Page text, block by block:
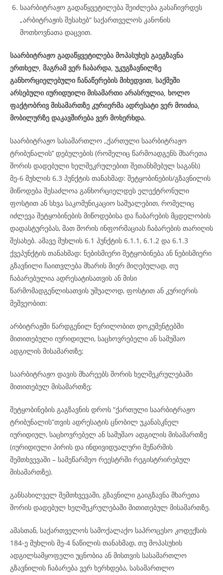
საარბიტრაჟო გადაწყვეტილება შეიძლება გასაჩივრდეს
„არბიტრაჟის შესახებ“ საქართველოს კანონის
მოთხოვნათა დაცვით.
საარბიტრაჟო გადაწყვეტილება მოპასუხეს გაეგზავნა
ერთხელ, მაგრამ ვერ ჩაბარდა, უკუგზავნილზე
განხორციელებული ჩანაწერების მიხედვით, საქმეში
არსებული იურიდუილი მისამართი არასრულია, ხოლო
ფაქტობრივ მისამართზე კურიერმა ადრესატი ვერ მოიძია,
მობილურზე დაკავშირება ვერ მოხერხდა.
საარბიტრაჟო სასამართლო ,,ქართული საარბიტრაჟო
ტრიბუნალის’’ დებულების (რომელიც წარმოადგენს მხარეთა
შორის დადებული ხელშეკრულებით შეთანხმებულ საგანს)
მე-6 მუხლის 6.3 პუნქტის თანახმად: შეტყობინების/გზავნილის
მიწოდება შესაძლოა განხორციელდეს ელექტრონული
ფოსტით ან სხვა საკომუნიკაციო საშუალებით, რომელიც
იძლევა შეტყობინების მიწოდებისა და ჩაბარების მცდელობის
დადასტურებას, მათ შორის ინფორმაციას ჩაბარების თარიღის
შესახებ. ამავე მუხლის 6.1 პუნქტის 6.1.1, 6.1.2 და 6.1.3
ქვეპუნქტის თანახმად: ნებისმიერი შეტყობინება ან ნებისმიერი
გზავნილი ჩაითვლება მხარის მიერ მიღებულად, თუ
ჩაბარებულია ადრესატისათვის ან მისი
წარმომადგენლისათვის უშუალოდ, ფოსტით ან კურიერის
მეშვეობით:
არბიტრაჟში წარდგენილ წერილობით დოკუმენტებში
მითითებული იურიდიული, საცხოვრებელი ან სამუშაო
ადგილის მისამართზე;
საარბიტრაჟო დავის მხარეებს შორის ხელშეკრულებაში
მითითებულ მისამართზე;
შეტყობინების გაგზავნის დროს “ქართული საარბიტრაჟო
ტრიბუნალის”თვის ადრესატის ცნობილ უკანასკნელ
იურიდიულ, საცხოვრებელ ან სამუშაო ადგილის მისამართზე
(იურიდიული პირის და ინდივიდუალური მეწარმის
შემთხვევაში – სამეწარმეო რეესტრში რეგისტრირებულ
მისამართზე).
განსახილველ შემთხვევაში, გზავნილი გაიგზავნა მხარეთა
შორის დადებულ ხელშეკრულებაში მითითებულ მისამართზე.
ამასთან, საქართველოს სამოქალაქო საპროცესო კოდექსის
184-ე მუხლის მე-4 ნაწილის თანახმად, თუ მოპასუხის
ადგილსამყოფელი უცნობია ან მისთვის სასამართლო
გზავნილის ჩაბარება ვერ ხერხდება, სასამართლო